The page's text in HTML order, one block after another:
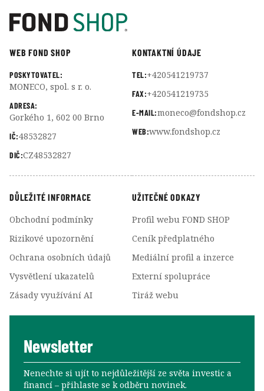
WEB FOND SHOP
POSKYTOVATEL:
MONECO, spol. s r. o.
ADRESA:
Gorkého 1, 602 00 Brno
IČ:48532827
DIČ:CZ48532827
KONTAKTNÍ ÚDAJE
TEL:+420541219737
FAX:+420541219735
E-MAIL:moneco@fondshop.cz
WEB:www.fondshop.cz
DŮLEŽITÉ INFORMACE
Obchodní podmínky
Rizikové upozornění
Ochrana osobních údajů
Vysvětlení ukazatelů
Zásady využívání AI
UŽITEČNÉ ODKAZY
Profil webu FOND SHOP
Ceník předplatného
Mediální profil a inzerce
Externí spolupráce
Tiráž webu
Newsletter
Nenechte si ujít to nejdůležitější ze světa investic a
financí –⁠⁠⁠⁠⁠⁠ přihlaste se k odběru novinek.